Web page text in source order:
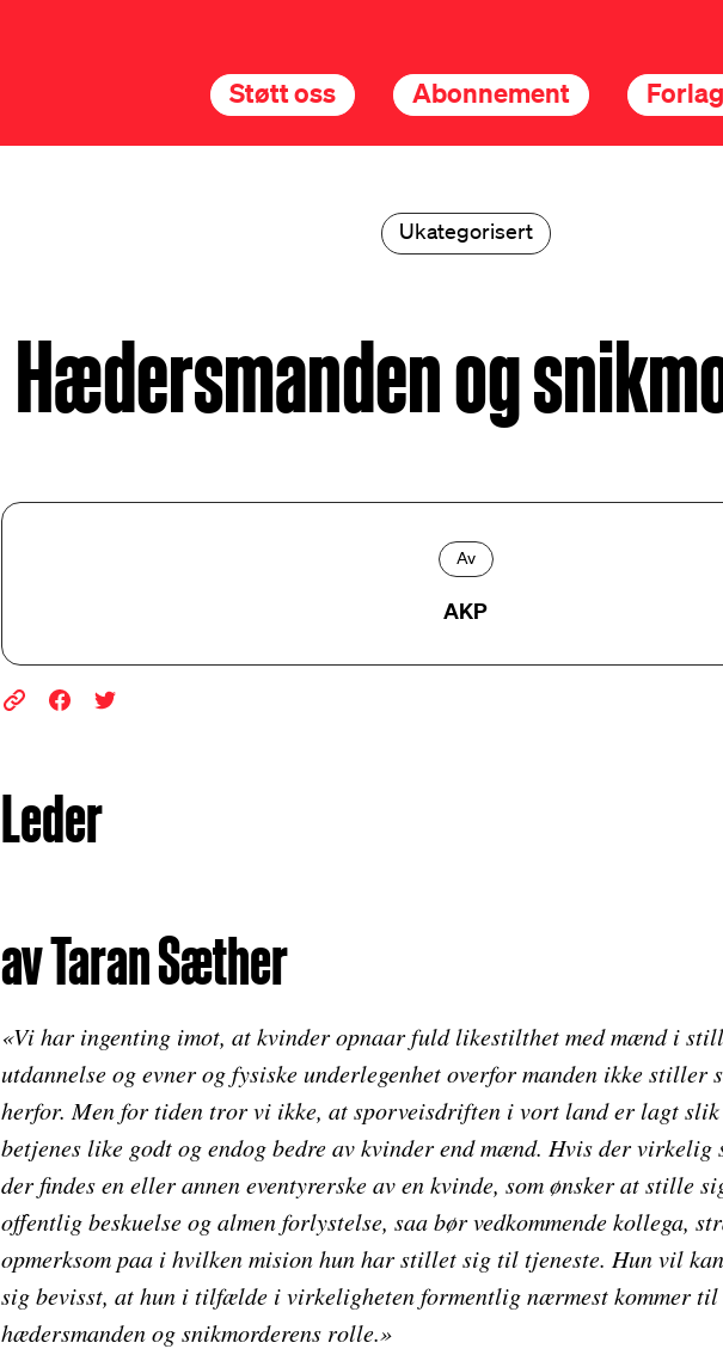
Støtt oss Abonnement
Ukategorisert
Hædersmanden og
Av
AKP
Leder
av Taran Sæther
«Vi har ingenting imot, at kvinder opnaar fuld likestilthet med mænd i
utdannelse og evner og fysiske underlegenhet overfor manden ikke stiller
herfor. Men for tiden tror vi ikke, at sporveisdriften i vort land er lagt
betjenes like godt og endog bedre av kvinder end mænd. Hvis der virkelig
der findes en eller annen eventyrerske av en kvinde, som ønsker at stille
offentlig beskuelse og almen forlystelse, saa bør vedkommende kollega,
opmerksom paa i hvilken mision hun har stillet sig til tjeneste. Hun vil
sig bevisst, at hun i tilfælde i virkeligheten formentlig nærmest kommer til
hædersmanden og snikmorderens rolle.»